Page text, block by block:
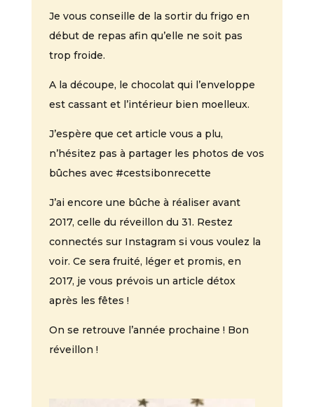
Je vous conseille de la sortir du frigo en
début de repas afin qu’elle ne soit pas
trop froide.
A la découpe, le chocolat qui l’enveloppe
est cassant et l’intérieur bien moelleux.
J’espère que cet article vous a plu,
n’hésitez pas à partager les photos de vos
bûches avec #cestsibonrecette
J’ai encore une bûche à réaliser avant
2017, celle du réveillon du 31. Restez
connectés sur Instagram si vous voulez la
voir. Ce sera fruité, léger et promis, en
2017, je vous prévois un article détox
après les fêtes !
On se retrouve l’année prochaine ! Bon
réveillon !